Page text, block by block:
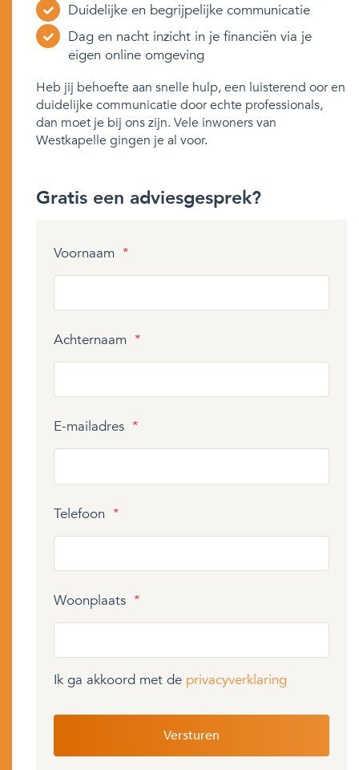
Duidelijke en begrijpelijke communicatie
Dag en nacht inzicht in je financiën via je
eigen online omgeving
Heb jij behoefte aan snelle hulp, een luisterend oor en
duidelijke communicatie door echte professionals,
dan moet je bij ons zijn. Vele inwoners van
Westkapelle gingen je al voor.
Gratis een adviesgesprek?
Voornaam *
Achternaam *
E-mailadres *
Telefoon *
Woonplaats *
Ik ga akkoord met de privacyverklaring